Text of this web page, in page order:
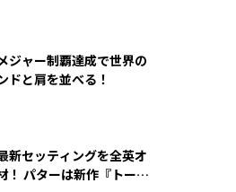
ジャー制覇達成で世界の
ドと肩を並べる！
新セッティングを全英オ
！ パターは新作『トーチ